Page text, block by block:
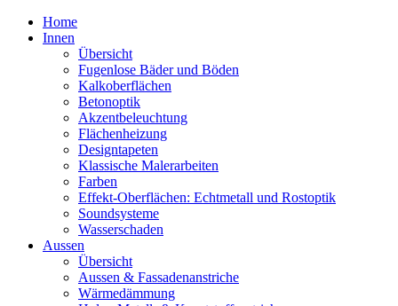
Home
Innen
Übersicht
Fugenlose Bäder und Böden
Kalkoberflächen
Betonoptik
Akzentbeleuchtung
Flächenheizung
Designtapeten
Klassische Malerarbeiten
Farben
Effekt-Oberflächen: Echtmetall und Rostoptik
Soundsysteme
Wasserschaden
Aussen
Übersicht
Aussen & Fassadenanstriche
Wärmedämmung